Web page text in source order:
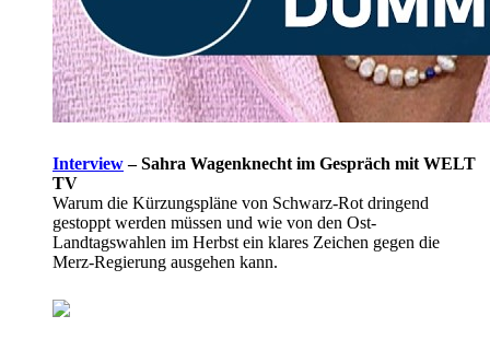
Interview– Sahra Wagenknecht im Gespräch mit WELT
TV
Warum die Kürzungspläne von Schwarz-Rot dringend
gestoppt werden müssen und wie von den Ost-
Landtagswahlen im Herbst ein klares Zeichen gegen die
Merz-Regierung ausgehen kann.